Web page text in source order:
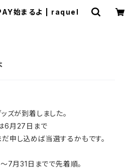
始まるよ | raquel
ズが到着しました。
6月27日まで
申し込めば当選するかもです。
7月31日までで先着順。